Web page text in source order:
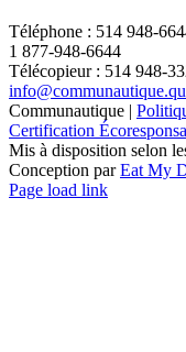
Téléphone : 514 948-
1 877-948-6644
Télécopieur : 514 948-
Communautique |
Certification
Mis à disposition selon
Conception parEat My
Facebook
YouTube
LinkedIn
Email
Page load link